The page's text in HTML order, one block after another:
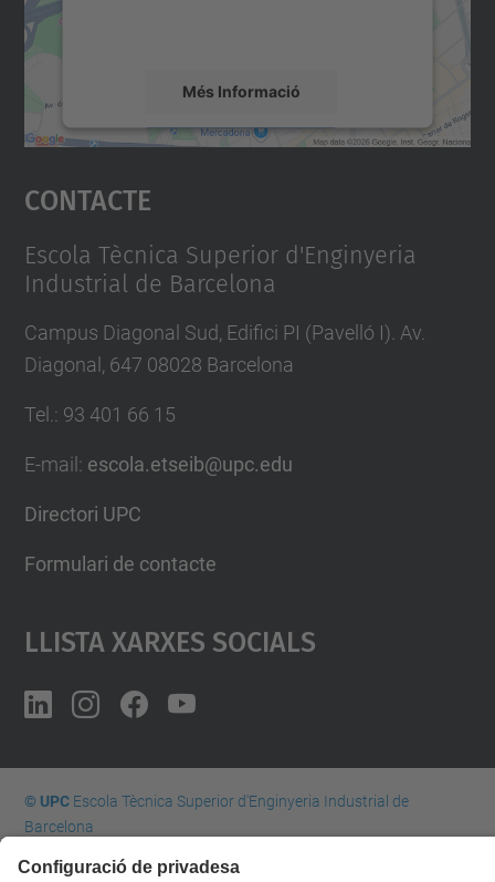
Més Informació
Accepta
powered by
Contacte
Escola Tècnica Superior d'Enginyeria
Industrial de Barcelona
Campus Diagonal Sud, Edifici PI (Pavelló I). Av.
Diagonal, 647 08028 Barcelona
Tel. : 93 401 66 15
E-mail: escola.etseib@upc.edu
Directori UPC
Formulari de contacte
Llista Xarxes Socials
© UPCEscola Tècnica Superior d'Enginyeria Industrial de
Barcelona